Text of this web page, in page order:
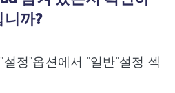
니까?
정"옵션에서 "일반"설정 섹